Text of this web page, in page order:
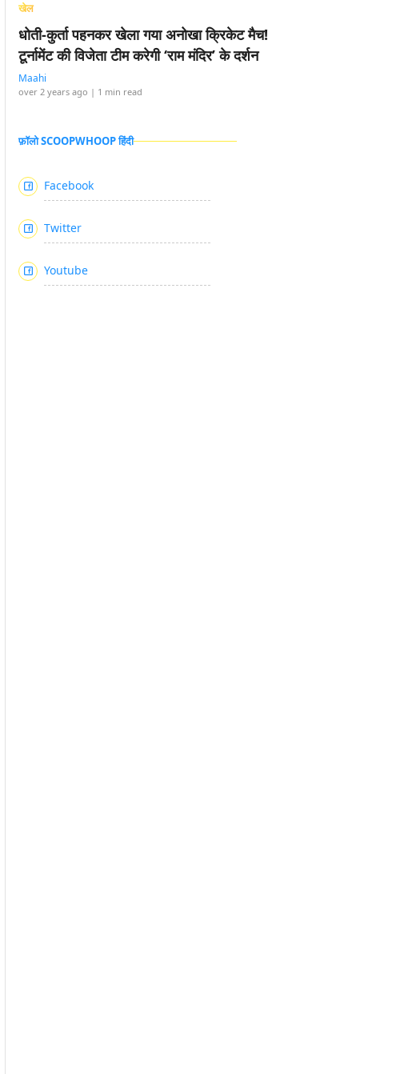
खेल
धोती-कुर्ता पहनकर खेला गया अनोखा क्रिकेट मैच!
टूर्नामेंट की विजेता टीम करेगी ‘राम मंदिर’ के दर्शन
Maahi
over 2 years ago | 1 min read
फ़ॉलो SCOOPWHOOP हिंदी
Facebook
Twitter
Youtube